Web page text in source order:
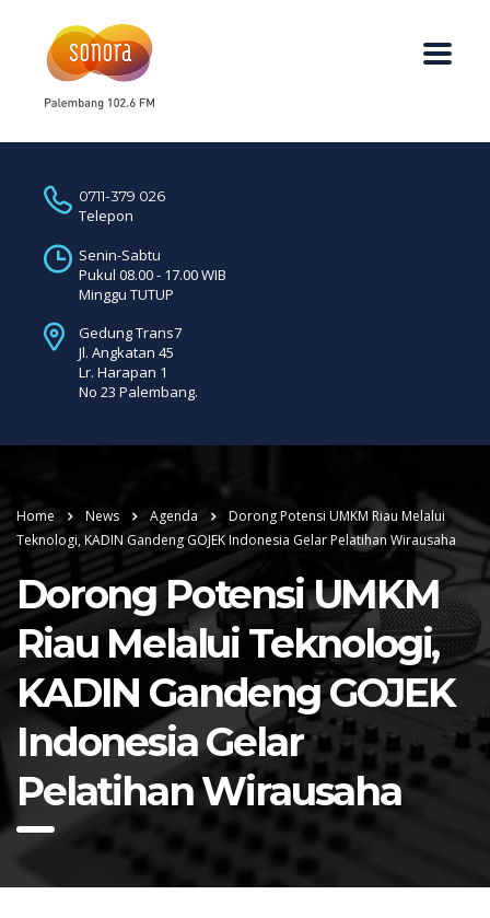
0711-379 026
Telepon
Senin-Sabtu
Pukul 08.00 - 17.00 WIB
Minggu TUTUP
Gedung Trans7
Jl. Angkatan 45
Lr. Harapan 1
No 23 Palembang.
Home News Agenda
Dorong Potensi UMKM Riau Melalui
Teknologi, KADIN Gandeng GOJEK Indonesia Gelar Pelatihan Wirausaha
Dorong Potensi UMKM
Riau Melalui Teknologi,
KADIN Gandeng GOJEK
Indonesia Gelar
Pelatihan Wirausaha